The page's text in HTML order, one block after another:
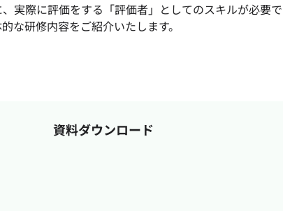
際に評価をする「評価者」としてのスキルが必要で
な研修内容をご紹介いたします。
資料ダウンロード